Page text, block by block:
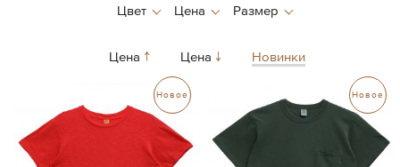
Цена Цена Новинки
Новое Новое